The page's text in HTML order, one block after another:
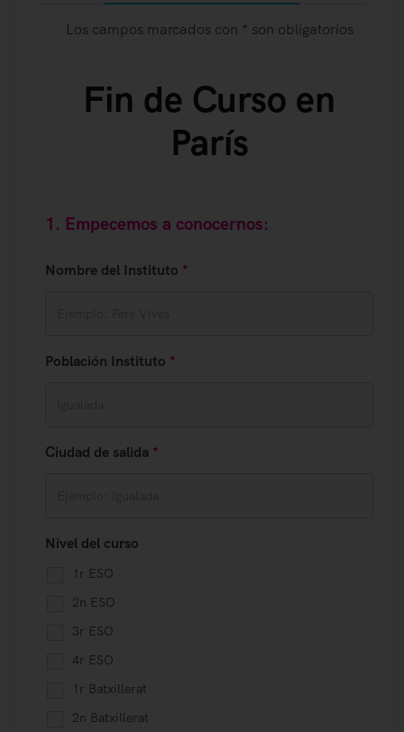
Los campos marcados con * son obligatorios
Fin de Curso en
París
1. Empecemos a conocernos:
Nombre del Instituto *
Población Instituto *
Ciudad de salida *
Nivel del curso
1r ESO
2n ESO
3r ESO
4r ESO
1r Batxillerat
2n Batxillerat